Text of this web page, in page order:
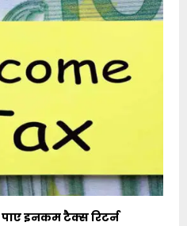
इनकम टैक्स रिटर्न